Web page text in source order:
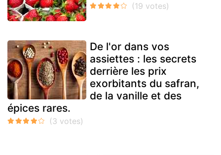
De l'or dans vos
assiettes : les secrets
derrière les prix
exorbitants du safran,
de la vanille et des
épices rares.